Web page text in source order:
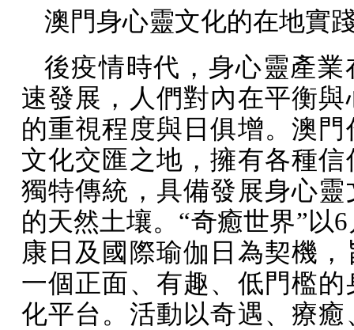
澳門身心靈文化的在地實
後疫情時代，身心靈產業
速發展，人們對內在平衡與
的重視程度與日俱增。澳門
文化交匯之地，擁有各種信
獨特傳統，具備發展身心靈
的天然土壤。“奇癒世界”以6
康日及國際瑜伽日為契機，
一個正面、有趣、低門檻的
化平台。活動以奇遇、療癒